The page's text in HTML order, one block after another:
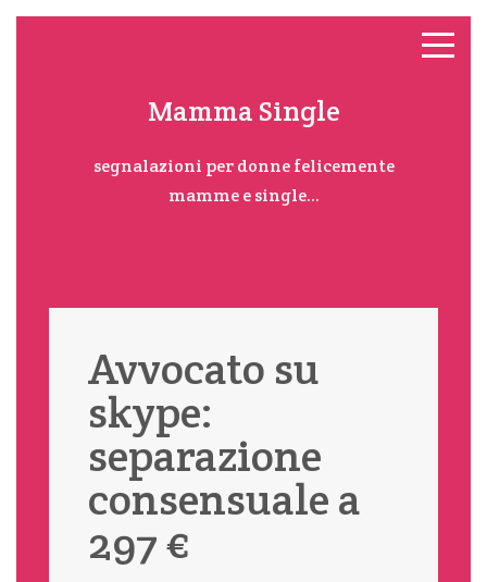
Mamma Single
segnalazioni per donne felicemente
mamme e single...
Avvocato su
skype:
separazione
consensuale a
297 €